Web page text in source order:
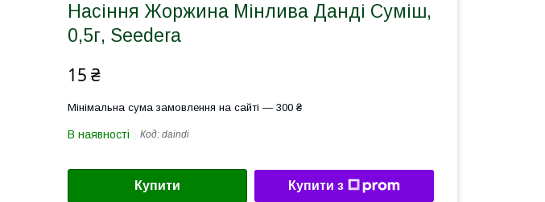
Насіння Жоржина Мінлива Данді Суміш,
0,5г, Seedera
15 ₴
Мінімальна сума замовлення на сайті — 300 ₴
В наявності Код: daindi
Купити Купити з